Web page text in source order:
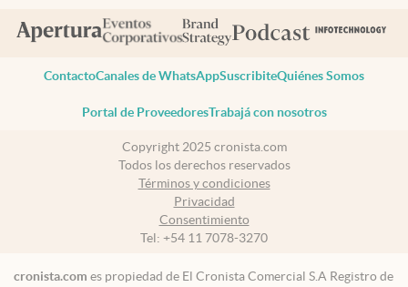
ContactoCanales de WhatsAppSuscribiteQuiénes Somos
Portal de ProveedoresTrabajá con nosotros
Copyright 2025 cronista.com
Todos los derechos reservados
Términos y condiciones
Privacidad
Consentimiento
Tel: +54 11 7078-3270
cronista.com es propiedad de El Cronista Comercial S.A Registro de